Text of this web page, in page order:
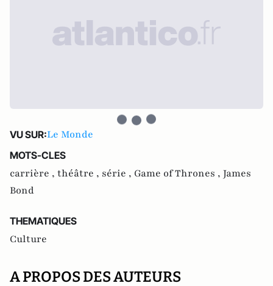
VU SUR:Le Monde
MOTS-CLES
carrière , théâtre , série , Game of Thrones , James
Bond
THEMATIQUES
Culture
A PROPOS DES AUTEURS